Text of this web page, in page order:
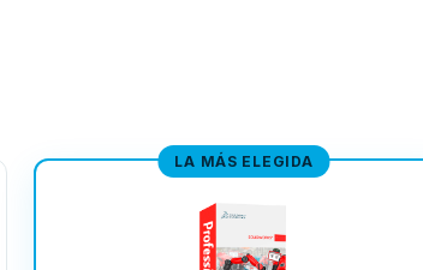
LA MÁS ELEGIDA